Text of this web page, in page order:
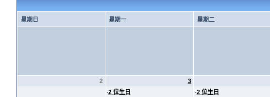
星期日 星期一 星期二
2
3
·2 位生日
·2 位生日